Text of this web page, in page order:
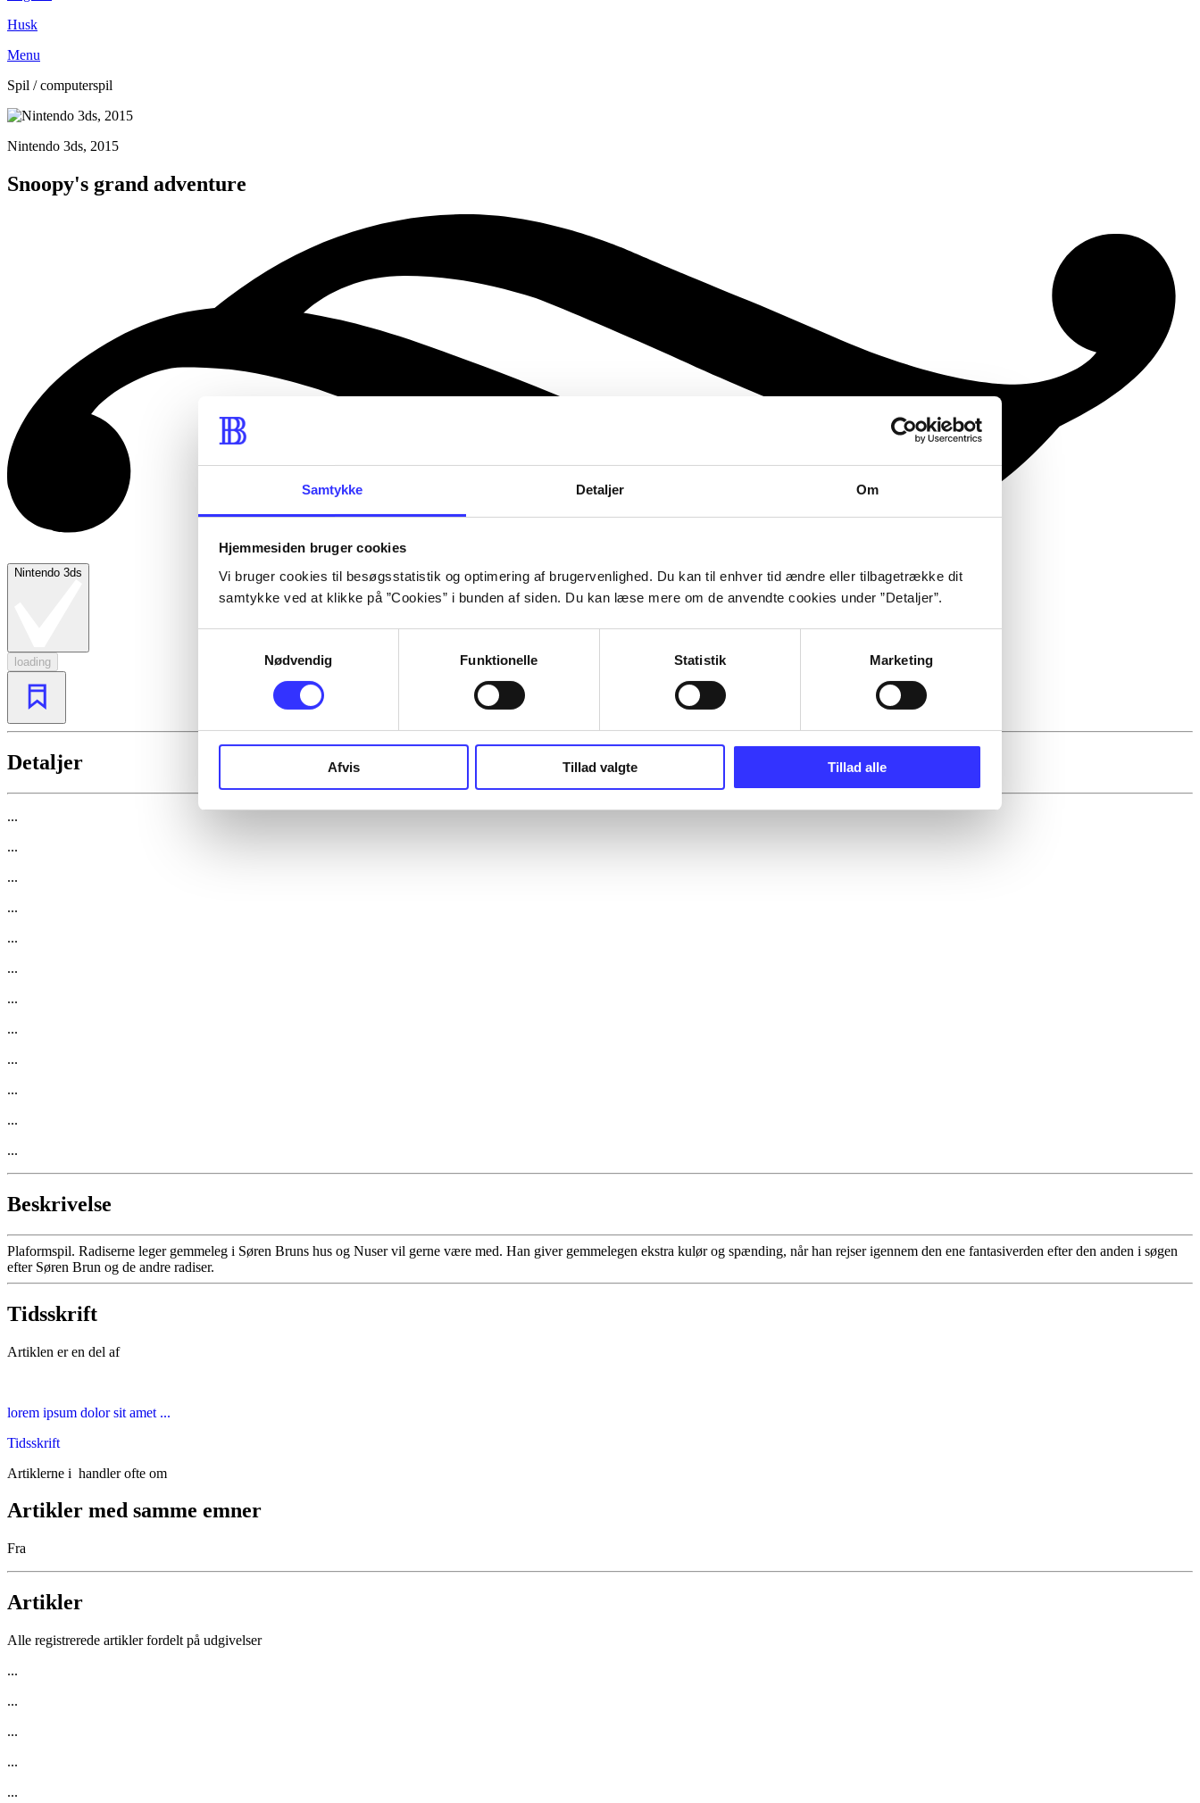
Samtykke Detaljer Om
Hjemmesiden bruger cookies
Vi bruger cookies til besøgsstatistik og optimering af brugervenlighed. Du kan til enhver tid ændre eller tilbagetrække dit
samtykke ved at klikke på ”Cookies” i bunden af siden. Du kan læse mere om de anvendte cookies under ”Detaljer”.
Nødvendig
Funktionelle Statistik Marketing
Afvis Tillad valgte Tillad alle
Husk
Menu
Spil / computerspil
Nintendo 3ds, 2015
Snoopy's grand adventure
Nintendo 3ds
loading
Detaljer
...
...
...
...
...
...
...
...
...
...
...
...
Beskrivelse
Plaformspil. Radiserne leger gemmeleg i Søren Bruns hus og Nuser vil gerne være med. Han giver gemmelegen ekstra kulør og spænding, når han rejser igennem den ene fantasiverden efter den anden i søgen
efter Søren Brun og de andre radiser.
Tidsskrift
Artiklen er en del af
lorem ipsum dolor sit amet ...
Tidsskrift
Artiklerne i handler ofte om
Artikler med samme emner
Fra
Artikler
Alle registrerede artikler fordelt på udgivelser
...
...
...
...
...